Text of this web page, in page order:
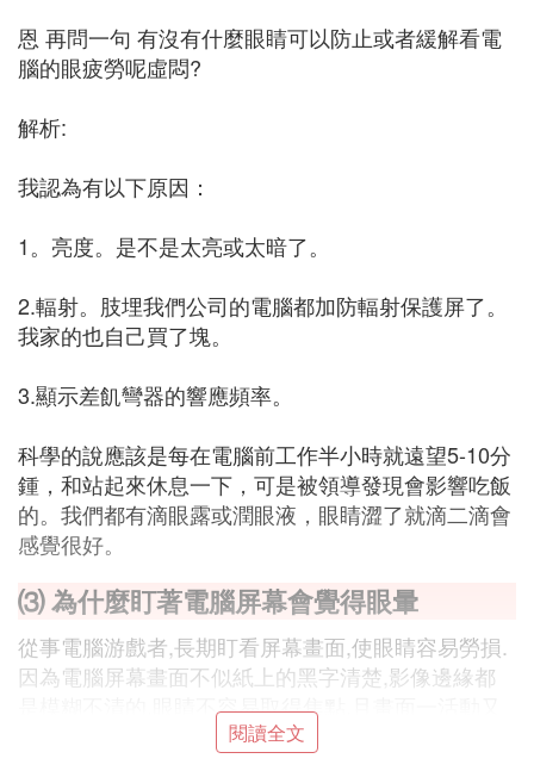
恩 再問一句 有沒有什麼眼睛可以防止或者緩解看電
腦的眼疲勞呢虛悶?
解析:
我認為有以下原因：
1。亮度。是不是太亮或太暗了。
2.輻射。肢埋我們公司的電腦都加防輻射保護屏了。
我家的也自己買了塊。
3.顯示差飢彎器的響應頻率。
科學的說應該是每在電腦前工作半小時就遠望5-10分
鍾，和站起來休息一下，可是被領導發現會影響吃飯
的。我們都有滴眼露或潤眼液，眼睛澀了就滴二滴會
感覺很好。
⑶ 為什麼盯著電腦屏幕會覺得眼暈
從事電腦游戲者,長期盯看屏幕畫面,使眼睛容易勞損.
因為電腦屏幕畫面不似紙上的黑字清楚,影像邊緣都
是模糊不清的,眼睛不容易取得焦點,且畫面一活動又
得再取焦點,以致眼球晶體內的調節肌要不停地調節
閱讀全文